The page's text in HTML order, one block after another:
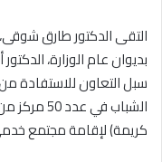
التقى الدكتور طارق شوقى،
بديوان عام الوزارة،
سبل التعاون للاستفادة
الشباب
كريمة) لإقامة مجتمع